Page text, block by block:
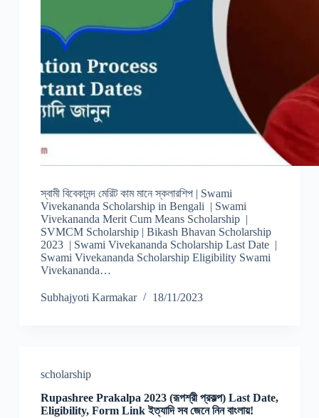
স্বামী বিবেকানন্দ মেরিট কাম মানে স্কলারশিপ | Swami
Vivekananda Scholarship in Bengali | Swami
Vivekananda Merit Cum Means Scholarship |
SVMCM Scholarship | Bikash Bhavan Scholarship
2023 | Swami Vivekananda Scholarship Last Date |
Swami Vivekananda Scholarship Eligibility Swami
Vivekananda…
Subhajyoti Karmakar 18/11/2023
scholarship
Rupashree Prakalpa 2023 (রূপশ্রী প্রকল্প) Last Date,
Eligibility, Form Link ইত্যাদি সব জেনে নিন বাংলায়!